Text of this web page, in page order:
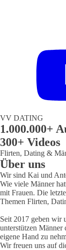
VV DATING
1.000.000+
300+ Videos
Flirten, Dating &
Über uns
Wir sind Kai und
Wie viele Männer
mit Frauen. Die
Themen Flirten,
Seit 2017 geben wir
unterstützen
eigene Hand zu
Wir freuen uns auf